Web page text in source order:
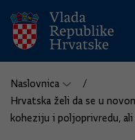
Naslovnica
Hrvatska želi da se u
koheziju i poljoprivredu,